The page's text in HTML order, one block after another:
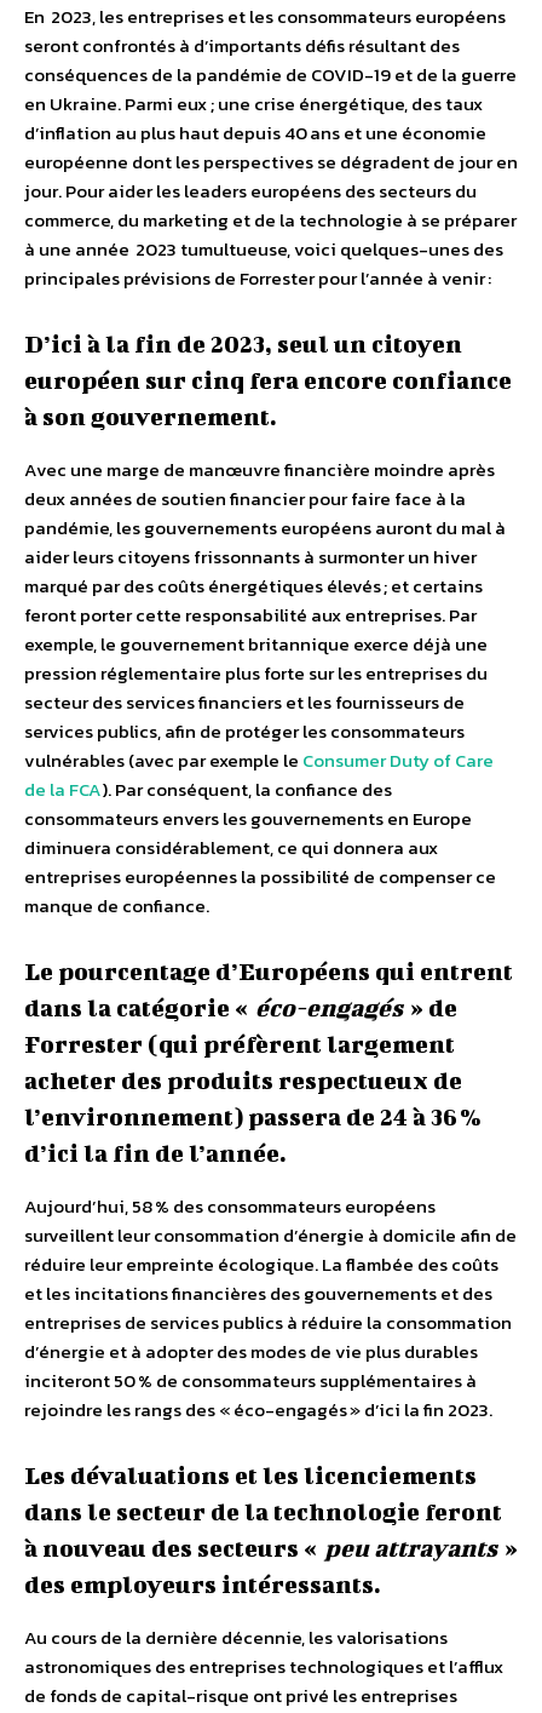
En 2023, les entreprises et les consommateurs européens
seront confrontés à d’importants défis résultant des
conséquences de la pandémie de COVID-19 et de la guerre
en Ukraine. Parmi eux ; une crise énergétique, des taux
d’inflation au plus haut depuis 40 ans et une économie
européenne dont les perspectives se dégradent de jour en
jour. Pour aider les leaders européens des secteurs du
commerce, du marketing et de la technologie à se préparer
à une année 2023 tumultueuse, voici quelques-unes des
principales prévisions de Forrester pour l’année à venir :
D’ici à la fin de 2023, seul un citoyen
européen sur cinq fera encore confiance
à son gouvernement.
Avec une marge de manœuvre financière moindre après
deux années de soutien financier pour faire face à la
pandémie, les gouvernements européens auront du mal à
aider leurs citoyens frissonnants à surmonter un hiver
marqué par des coûts énergétiques élevés ; et certains
feront porter cette responsabilité aux entreprises. Par
exemple, le gouvernement britannique exerce déjà une
pression réglementaire plus forte sur les entreprises du
secteur des services financiers et les fournisseurs de
services publics, afin de protéger les consommateurs
vulnérables (avec par exemple le Consumer Duty of Care
de la FCA). Par conséquent, la confiance des
consommateurs envers les gouvernements en Europe
diminuera considérablement, ce qui donnera aux
entreprises européennes la possibilité de compenser ce
manque de confiance.
Le pourcentage d’Européens qui entrent
dans la catégorie « éco-engagés» de
Forrester (qui préfèrent largement
acheter des produits respectueux de
l’environnement) passera de 24 à 36 %
d’ici la fin de l’année.
Aujourd’hui, 58 % des consommateurs européens
surveillent leur consommation d’énergie à domicile afin de
réduire leur empreinte écologique. La flambée des coûts
et les incitations financières des gouvernements et des
entreprises de services publics à réduire la consommation
d’énergie et à adopter des modes de vie plus durables
inciteront 50 % de consommateurs supplémentaires à
rejoindre les rangs des « éco-engagés » d’ici la fin 2023.
Les dévaluations et les licenciements
dans le secteur de la technologie feront
à nouveau des secteurs « peu attrayants»
des employeurs intéressants.
Au cours de la dernière décennie, les valorisations
astronomiques des entreprises technologiques et l’afflux
de fonds de capital-risque ont privé les entreprises